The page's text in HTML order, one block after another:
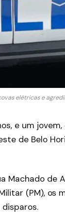
elétricas e
e um
de Belo
Machado de
(PM),